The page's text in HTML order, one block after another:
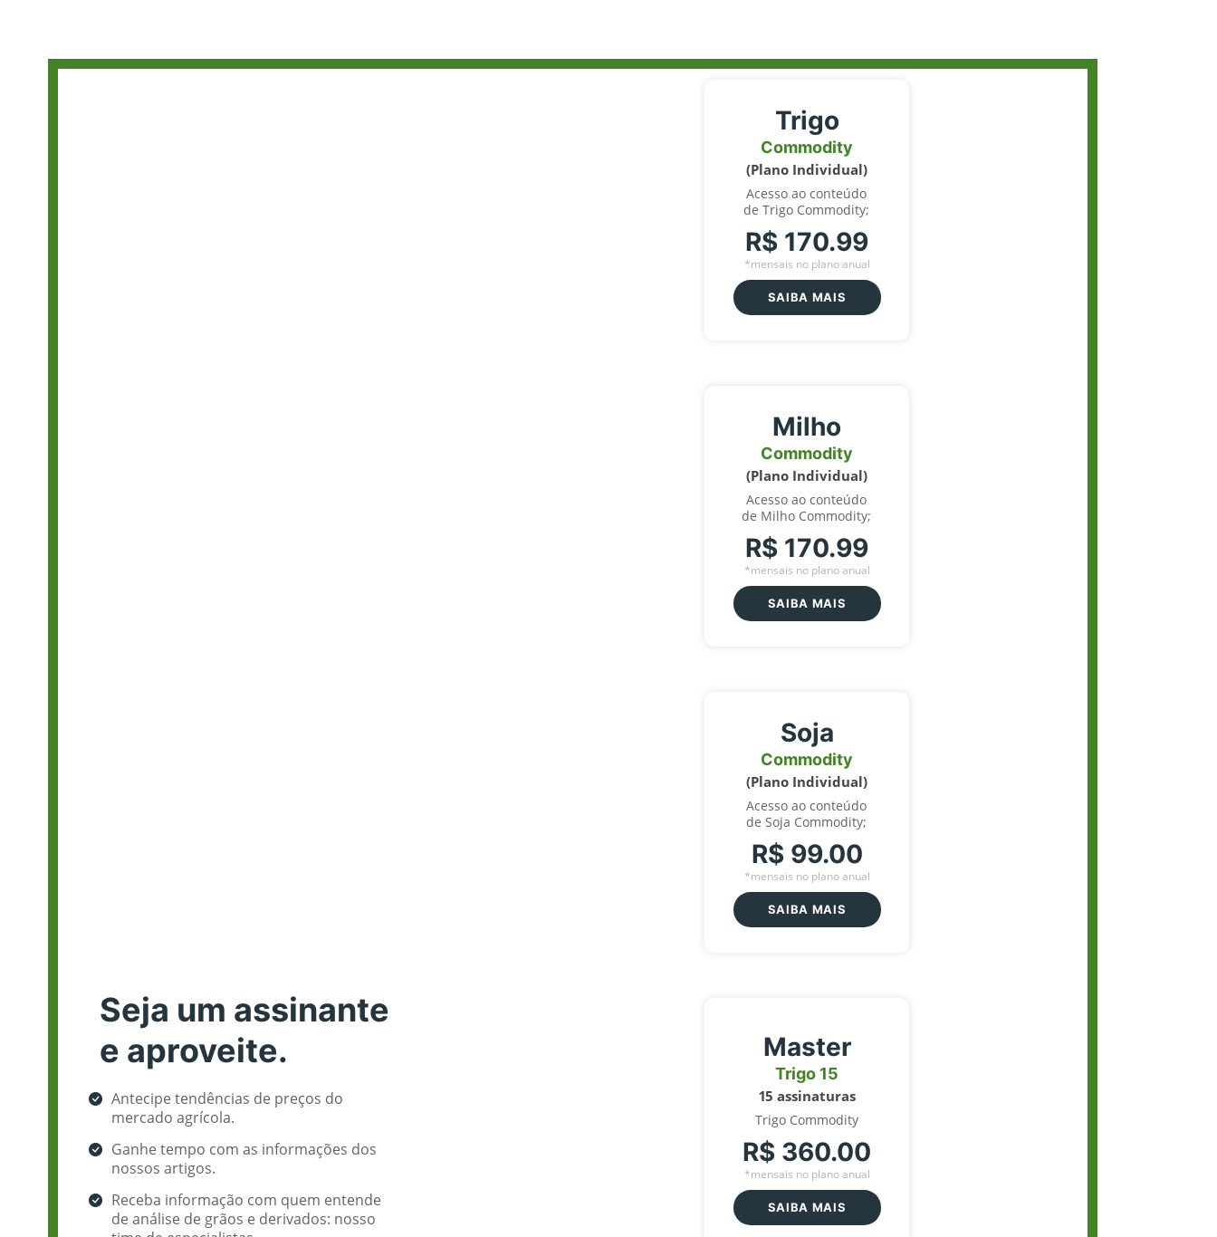
Seja um assinante
e aproveite.
Antecipe tendências de preços do
mercado agrícola.
Ganhe tempo com as informações dos
nossos artigos.
Receba informação com quem entende
de análise de grãos e derivados: nosso
Trigo
Commodity
(Plano Individual)
Acesso ao conteúdo
de Trigo Commodity;
R$ 170.99
*mensais no plano anual
SAIBA MAIS
Milho
Commodity
(Plano Individual)
Acesso ao conteúdo
de Milho Commodity;
R$ 170.99
*mensais no plano anual
SAIBA MAIS
Soja
Commodity
(Plano Individual)
Acesso ao conteúdo
de Soja Commodity;
R$ 99.00
*mensais no plano anual
SAIBA MAIS
Master
Trigo 15
15 assinaturas
Trigo Commodity
R$ 360.00
*mensais no plano anual
SAIBA MAIS